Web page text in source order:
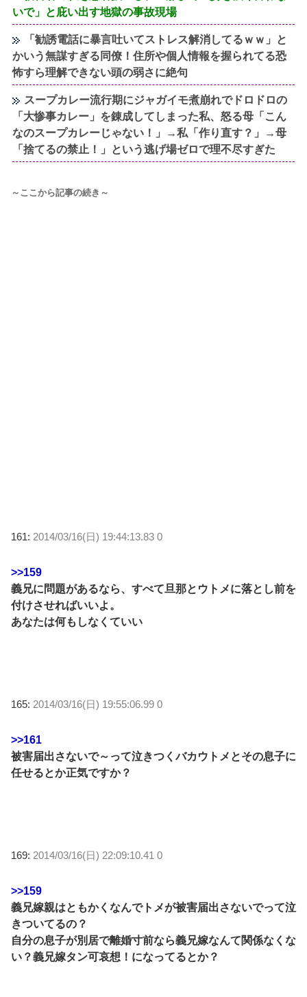
いで」と庇い出す地獄の事故現場
「勧誘電話に暴言吐いてストレス解消してるｗｗ」と
かいう無謀すぎる同僚！住所や個人情報を握られてる恐
怖すら理解できない頭の弱さに絶句
スープカレー流行期にジャガイモ煮崩れでドロドロの
「大惨事カレー」を錬成してしまった私、怒る母「こん
なのスープカレーじゃない！」→私「作り直す？」→母
「捨てるの禁止！」という逃げ場ゼロで理不尽すぎた
～ここから記事の続き～
161: 2014/03/16(日) 19:44:13.83 0
>>159
義兄に問題があるなら、すべて旦那とウトメに落とし前を
付けさせればいいよ。
あなたは何もしなくていい
165: 2014/03/16(日) 19:55:06.99 0
>>161
被害届出さないで～って泣きつくバカウトメとその息子に
任せるとか正気ですか？
169: 2014/03/16(日) 22:09:10.41 0
>>159
義兄嫁親はともかくなんでトメが被害届出さないでって泣
きついてるの？
自分の息子が別居で離婚寸前なら義兄嫁なんて関係なくな
い？義兄嫁タン可哀想！になってるとか？